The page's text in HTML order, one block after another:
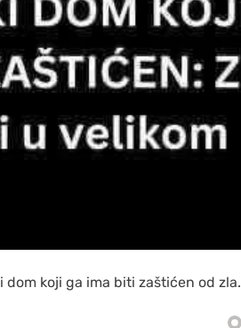
koji ga ima biti zaštićen od zla.